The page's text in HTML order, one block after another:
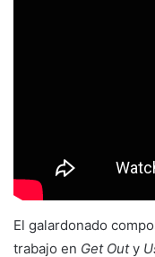
El galardonado
trabajo en Get Outy